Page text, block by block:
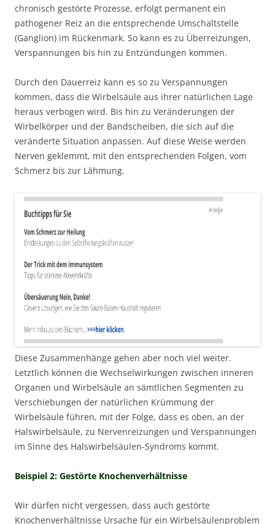
chronisch gestörte Prozesse, erfolgt permanent ein
pathogener Reiz an die entsprechende Umschaltstelle
(Ganglion) im Rückenmark. So kann es zu Überreizungen,
Verspannungen bis hin zu Entzündungen kommen.
Durch den Dauerreiz kann es so zu Verspannungen
kommen, dass die Wirbelsäule aus ihrer natürlichen Lage
heraus verbogen wird. Bis hin zu Veränderungen der
Wirbelkörper und der Bandscheiben, die sich auf die
veränderte Situation anpassen. Auf diese Weise werden
Nerven geklemmt, mit den entsprechenden Folgen, vom
Schmerz bis zur Lähmung.
Diese Zusammenhänge gehen aber noch viel weiter.
Letztlich können die Wechselwirkungen zwischen inneren
Organen und Wirbelsäule an sämtlichen Segmenten zu
Verschiebungen der natürlichen Krümmung der
Wirbelsäule führen, mit der Folge, dass es oben, an der
Halswirbelsäule, zu Nervenreizungen und Verspannungen
im Sinne des Halswirbelsäulen-Syndroms kommt.
Beispiel 2: Gestörte Knochenverhältnisse
Wir dürfen nicht vergessen, dass auch gestörte
Knochenverhältnisse Ursache für ein Wirbelsäulenproblem